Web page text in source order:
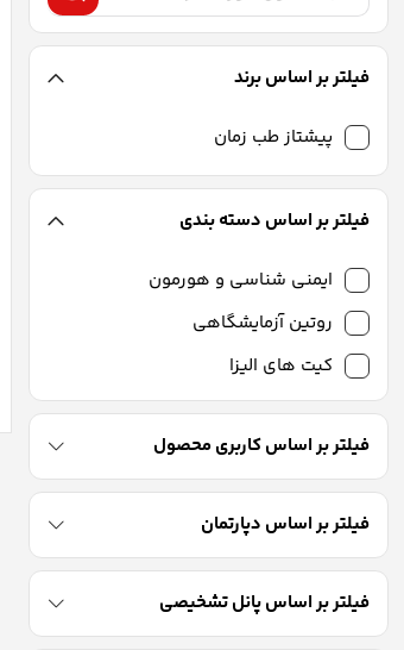
فیلتر بر اساس برند
پیشتاز طب زمان
فیلتر بر اساس دسته بندی
ایمنی شناسی و هورمون
روتین آزمایشگاهی
کیت های الیزا
فیلتر بر اساس کاربری محصول
فیلتر بر اساس دپارتمان
فیلتر بر اساس پانل تشخیصی